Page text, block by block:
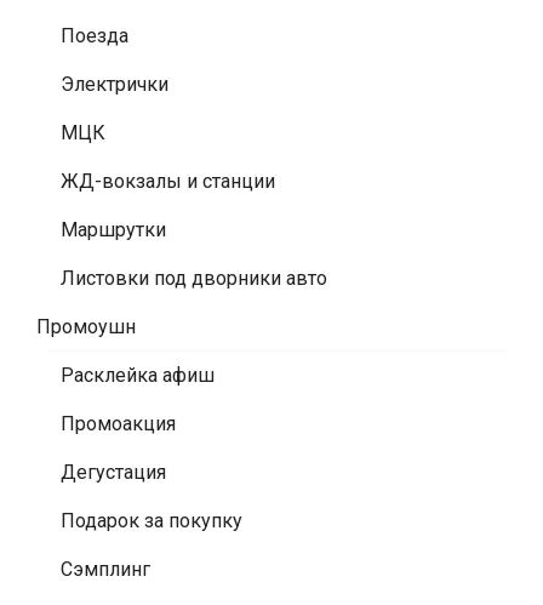
Поезда
Электрички
МЦК
ЖД-вокзалы и станции
Маршрутки
Листовки под дворники авто
Промоушн
Расклейка афиш
Промоакция
Дегустация
Подарок за покупку
Сэмплинг